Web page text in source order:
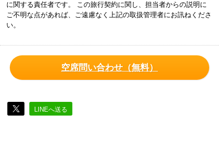
に関する責任者です。 この旅行契約に関し、担当者からの説明に
ご不明な点があれば、ご遠慮なく上記の取扱管理者にお訊ねくださ
い。
空席問い合わせ（無料）
LINEへ送る